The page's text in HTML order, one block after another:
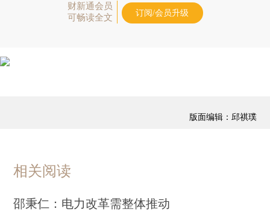
财新通会员
可畅读全文
订阅/会员升级
版面编辑：邱祺璞
相关阅读
邵秉仁：电力改革需整体推动